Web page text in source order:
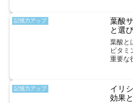
伝達
化によ
記憶力アップ
葉酸
と選
葉酸と
ビタミ
重要な
神経
ます
与える
記憶力アップ
イリ
効果